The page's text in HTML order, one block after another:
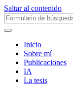
Saltar al contenido
Buscar:
Inicio
Sobre mí­
Publicaciones
IA
La tesis